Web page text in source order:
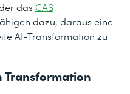
das CAS
dazu, daraus eine
AI-Transformation zu
Transformation